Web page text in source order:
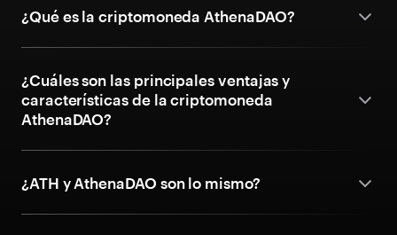
¿Qué es la criptomoneda AthenaDAO?
¿Cuáles son las principales ventajas y
características de la criptomoneda
AthenaDAO?
¿ATH y AthenaDAO son lo mismo?